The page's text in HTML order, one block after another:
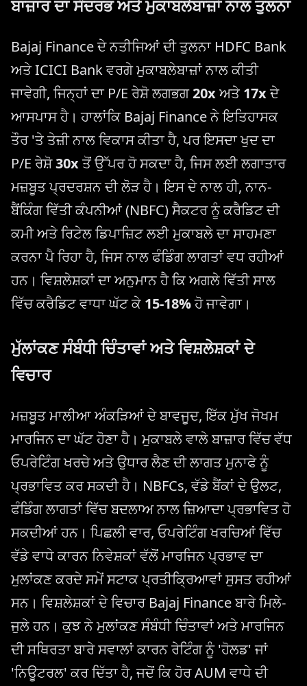
ਬਾਜ਼ਾਰ ਦਾ ਸੰਦਰਭ ਅਤੇ ਮੁਕਾਬਲੇਬਾਜ਼ਾਂ ਨਾਲ ਤੁਲਨਾ
Bajaj Finance ਦੇ ਨਤੀਜਿਆਂ ਦੀ ਤੁਲਨਾ HDFC Bank
ਅਤੇ ICICI Bank ਵਰਗੇ ਮੁਕਾਬਲੇਬਾਜ਼ਾਂ ਨਾਲ ਕੀਤੀ
ਜਾਵੇਗੀ, ਜਿਨ੍ਹਾਂ ਦਾ P/E ਰੇਸ਼ੋ ਲਗਭਗ20xਅਤੇ17xਦੇ
ਆਸਪਾਸ ਹੈ। ਹਾਲਾਂਕਿ Bajaj Finance ਨੇ ਇਤਿਹਾਸਕ
ਤੌਰ 'ਤੇ ਤੇਜ਼ੀ ਨਾਲ ਵਿਕਾਸ ਕੀਤਾ ਹੈ, ਪਰ ਇਸਦਾ ਖੁਦ ਦਾ
P/E ਰੇਸ਼ੋ30xਤੋਂ ਉੱਪਰ ਹੋ ਸਕਦਾ ਹੈ, ਜਿਸ ਲਈ ਲਗਾਤਾਰ
ਮਜ਼ਬੂਤ ​​ਪ੍ਰਦਰਸ਼ਨ ਦੀ ਲੋੜ ਹੈ। ਇਸ ਦੇ ਨਾਲ ਹੀ, ਨਾਨ-
ਬੈਂਕਿੰਗ ਵਿੱਤੀ ਕੰਪਨੀਆਂ (NBFC) ਸੈਕਟਰ ਨੂੰ ਕਰੈਡਿਟ ਦੀ
ਕਮੀ ਅਤੇ ਰਿਟੇਲ ਡਿਪਾਜ਼ਿਟ ਲਈ ਮੁਕਾਬਲੇ ਦਾ ਸਾਹਮਣਾ
ਕਰਨਾ ਪੈ ਰਿਹਾ ਹੈ, ਜਿਸ ਨਾਲ ਫੰਡਿੰਗ ਲਾਗਤਾਂ ਵਧ ਰਹੀਆਂ
ਹਨ। ਵਿਸ਼ਲੇਸ਼ਕਾਂ ਦਾ ਅਨੁਮਾਨ ਹੈ ਕਿ ਅਗਲੇ ਵਿੱਤੀ ਸਾਲ
ਵਿੱਚ ਕਰੈਡਿਟ ਵਾਧਾ ਘੱਟ ਕੇ 15-18%ਹੋ ਜਾਵੇਗਾ।
ਮੁੱਲਾਂਕਣ ਸੰਬੰਧੀ ਚਿੰਤਾਵਾਂ ਅਤੇ ਵਿਸ਼ਲੇਸ਼ਕਾਂ ਦੇ
ਵਿਚਾਰ
ਮਜ਼ਬੂਤ ​​ਮਾਲੀਆ ਅੰਕੜਿਆਂ ਦੇ ਬਾਵਜੂਦ, ਇੱਕ ਮੁੱਖ ਜੋਖਮ
ਮਾਰਜਿਨ ਦਾ ਘੱਟ ਹੋਣਾ ਹੈ। ਮੁਕਾਬਲੇ ਵਾਲੇ ਬਾਜ਼ਾਰ ਵਿੱਚ ਵੱਧ
ਓਪਰੇਟਿੰਗ ਖਰਚੇ ਅਤੇ ਉਧਾਰ ਲੈਣ ਦੀ ਲਾਗਤ ਮੁਨਾਫੇ ਨੂੰ
ਪ੍ਰਭਾਵਿਤ ਕਰ ਸਕਦੀ ਹੈ। NBFCs, ਵੱਡੇ ਬੈਂਕਾਂ ਦੇ ਉਲਟ,
ਫੰਡਿੰਗ ਲਾਗਤਾਂ ਵਿੱਚ ਬਦਲਾਅ ਨਾਲ ਜ਼ਿਆਦਾ ਪ੍ਰਭਾਵਿਤ ਹੋ
ਸਕਦੀਆਂ ਹਨ। ਪਿਛਲੀ ਵਾਰ, ਓਪਰੇਟਿੰਗ ਖਰਚਿਆਂ ਵਿੱਚ
ਵੱਡੇ ਵਾਧੇ ਕਾਰਨ ਨਿਵੇਸ਼ਕਾਂ ਵੱਲੋਂ ਮਾਰਜਿਨ ਪ੍ਰਭਾਵ ਦਾ
ਮੁਲਾਂਕਣ ਕਰਦੇ ਸਮੇਂ ਸਟਾਕ ਪ੍ਰਤੀਕ੍ਰਿਆਵਾਂ ਸੁਸਤ ਰਹੀਆਂ
ਸਨ। ਵਿਸ਼ਲੇਸ਼ਕਾਂ ਦੇ ਵਿਚਾਰ Bajaj Finance ਬਾਰੇ ਮਿਲੇ-
ਜੁਲੇ ਹਨ। ਕੁਝ ਨੇ ਮੁਲਾਂਕਣ ਸੰਬੰਧੀ ਚਿੰਤਾਵਾਂ ਅਤੇ ਮਾਰਜਿਨ
ਦੀ ਸਥਿਰਤਾ ਬਾਰੇ ਸਵਾਲਾਂ ਕਾਰਨ ਰੇਟਿੰਗ ਨੂੰ 'ਹੋਲਡ' ਜਾਂ
'ਨਿਊਟਰਲ' ਕਰ ਦਿੱਤਾ ਹੈ, ਜਦੋਂ ਕਿ ਹੋਰ AUM ਵਾਧੇ ਦੀ